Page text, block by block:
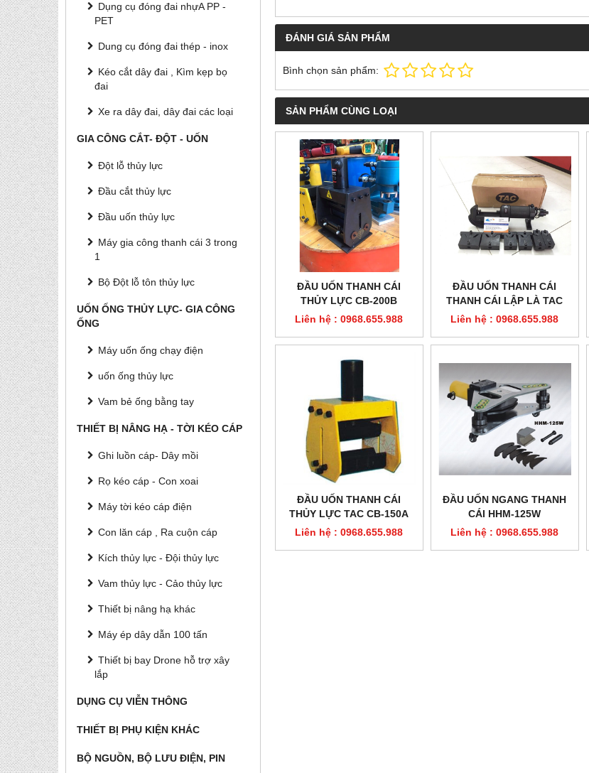
Dụng cụ đóng đai nhựA PP -
PET
Dung cụ đóng đai thép - inox
Kéo cắt dây đai , Kìm kẹp bọ
đai
Xe ra dây đai, dây đai các loại
GIA CÔNG CẮT- ĐỘT - UỐN
Đột lỗ thủy lực
Đầu cắt thủy lực
Đầu uốn thủy lực
Máy gia công thanh cái 3 trong
1
Bộ Đột lỗ tôn thủy lực
UỐN ỐNG THỦY LỰC- GIA CÔNG
ỐNG
Máy uốn ống chạy điện
uốn ống thủy lực
Vam bẻ ống bằng tay
THIẾT BỊ NÂNG HẠ - TỜI KÉO CÁP
Ghi luồn cáp- Dây mồi
Rọ kéo cáp - Con xoai
Máy tời kéo cáp điện
Con lăn cáp , Ra cuộn cáp
Kích thủy lực - Đội thủy lực
Vam thủy lực - Cảo thủy lực
Thiết bị nâng hạ khác
Máy ép dây dẫn 100 tấn
Thiết bị bay Drone hỗ trợ xây
lắp
DỤNG CỤ VIỄN THÔNG
THIẾT BỊ PHỤ KIỆN KHÁC
BỘ NGUỒN, BỘ LƯU ĐIỆN, PIN
ĐÁNH GIÁ SẢN PHẨM
Bình chọn sản phẩm:
SẢN PHẨM CÙNG LOẠI
ĐẦU UỐN THANH CÁI
THỦY LỰC CB-200B
Liên hệ : 0968.655.988
ĐẦU UỐN THANH CÁI
THANH CÁI LẬP LÀ TAC
CBC-25
Liên hệ : 0968.655.988
ĐẦU UỐN THANH CÁI
THỦY LỰC TAC CB-150A
,CB-200A
Liên hệ : 0968.655.988
ĐẦU UỐN NGANG THANH
CÁI HHM-125W
Liên hệ : 0968.655.988